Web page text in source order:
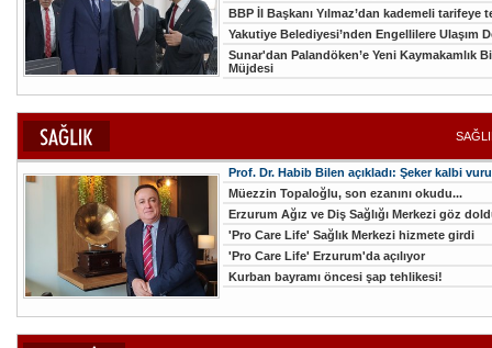
BBP İl Başkanı Yılmaz’dan kademeli tarifeye
Yakutiye Belediyesi’nden Engellilere Ulaşım
Sunar'dan Palandöken’e Yeni Kaymakamlık
Müjdesi
Prof. Dr. Habib Bilen açıkladı: Şeker kalbi
Müezzin Topaloğlu, son ezanını okudu...
Erzurum Ağız ve Diş Sağlığı Merkezi göz
'Pro Care Life' Sağlık Merkezi hizmete girdi
'Pro Care Life' Erzurum'da açılıyor
Kurban bayramı öncesi şap tehlikesi!